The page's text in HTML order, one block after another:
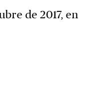
de 2017, en